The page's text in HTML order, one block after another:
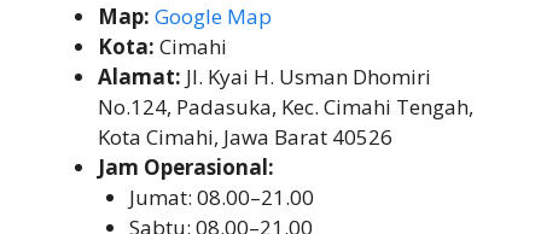
Map: Google Map
Kota: Cimahi
Alamat: Jl. Kyai H. Usman Dhomiri
No.124, Padasuka, Kec. Cimahi Tengah,
Kota Cimahi, Jawa Barat 40526
Jam Operasional:
Jumat: 08.00–21.00
Sabtu: 08.00–21.00